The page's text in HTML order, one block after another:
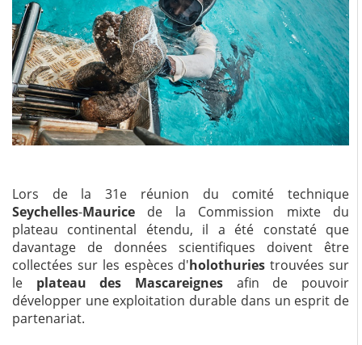
Lors de la 31e réunion du comité technique
Seychelles-Maurice de la Commission mixte du
plateau continental étendu, il a été constaté que
davantage de données scientifiques doivent être
collectées sur les espèces d'holothuries trouvées sur
le plateau des Mascareignes afin de pouvoir
développer une exploitation durable dans un esprit de
partenariat.